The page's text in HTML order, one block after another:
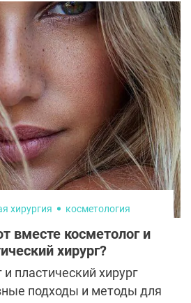
решений к
медицинской
страхи, которые до сих
тему увеличения груди,
в те годы, когда
вели себя
хирургия косметология
вместе косметолог и
хирург?
пластический хирург
подходы и методы для